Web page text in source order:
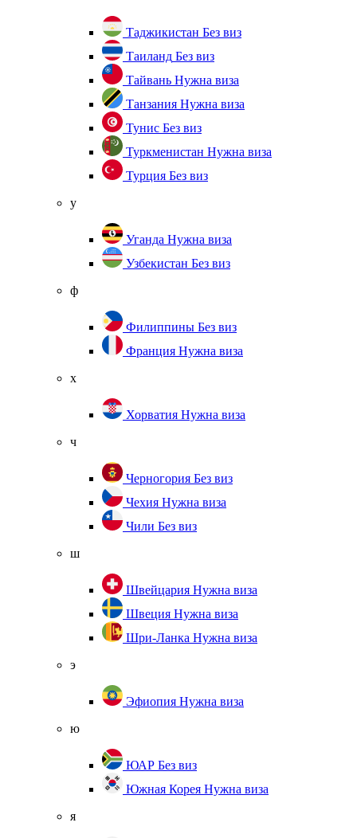
Таджикистан Без виз
Таиланд Без виз
Тайвань Нужна виза
Танзания Нужна виза
Тунис Без виз
Туркменистан Нужна виза
Турция Без виз
у
Уганда Нужна виза
Узбекистан Без виз
ф
Филиппины Без виз
Франция Нужна виза
х
Хорватия Нужна виза
ч
Черногория Без виз
Чехия Нужна виза
Чили Без виз
ш
Швейцария Нужна виза
Швеция Нужна виза
Шри-Ланка Нужна виза
э
Эфиопия Нужна виза
ю
ЮАР Без виз
Южная Корея Нужна виза
я